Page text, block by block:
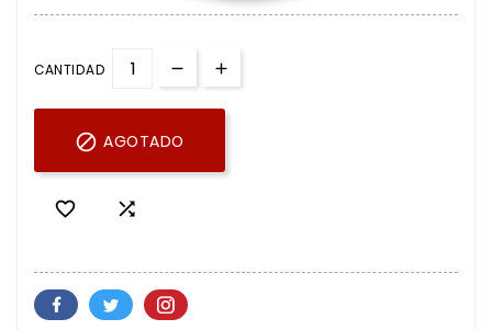
CANTIDAD
 AGOTADO
 